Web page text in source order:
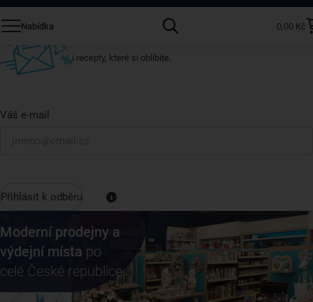
Nabídka 0,00 Kč
Přihlaste se k odběru našeho newsletteru.
i recepty, které si oblíbíte.
Váš e-mail
Přihlásit k odběru
Moderní prodejny a
výdejní místa po
celé České republice